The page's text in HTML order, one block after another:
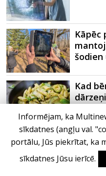
Kāpēc
šodien
Kad
SPF
Informējam, ka
sīkdatnes (angļu val.
portālu, Jūs piekrītat, ka
sīkdatnes Jūsu ierīcē.